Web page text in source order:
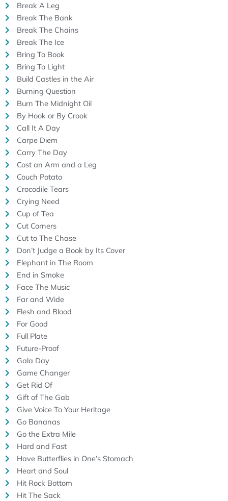
Break A Leg
Break The Bank
Break The Chains
Break The Ice
Bring To Book
Bring To Light
Build Castles in the Air
Burning Question
Burn The Midnight Oil
By Hook or By Crook
Call It A Day
Carpe Diem
Carry The Day
Cost an Arm and a Leg
Couch Potato
Crocodile Tears
Crying Need
Cup of Tea
Cut Corners
Cut to The Chase
Don’t Judge a Book by Its Cover
Elephant in The Room
End in Smoke
Face The Music
Far and Wide
Flesh and Blood
For Good
Full Plate
Future-Proof
Gala Day
Game Changer
Get Rid Of
Gift of The Gab
Give Voice To Your Heritage
Go Bananas
Go the Extra Mile
Hard and Fast
Have Butterflies in One’s Stomach
Heart and Soul
Hit Rock Bottom
Hit The Sack